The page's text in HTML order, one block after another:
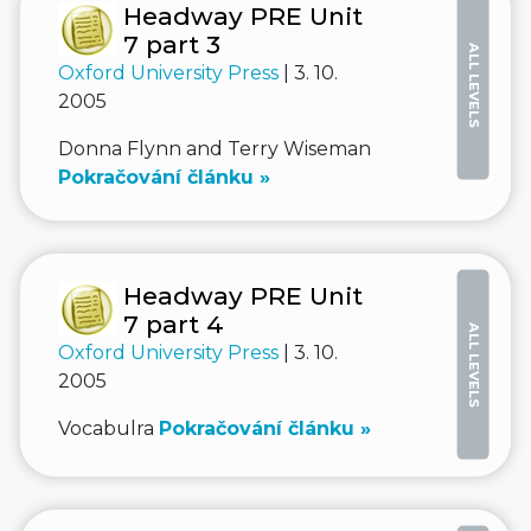
ALL LEVELS
Headway PRE Unit
7 part 3
Oxford University Press
| 3. 10.
2005
Donna Flynn and Terry Wiseman
Pokračování článku »
ALL LEVELS
Headway PRE Unit
7 part 4
Oxford University Press
| 3. 10.
2005
Vocabulra Pokračování článku »